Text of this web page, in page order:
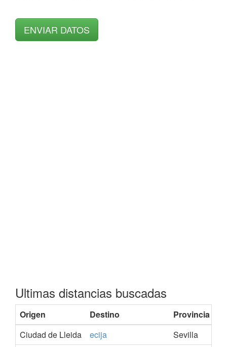
Ultimas distancias buscadas
Origen Destino
Provincia
Ciudad de Lleida
ecija
Sevilla